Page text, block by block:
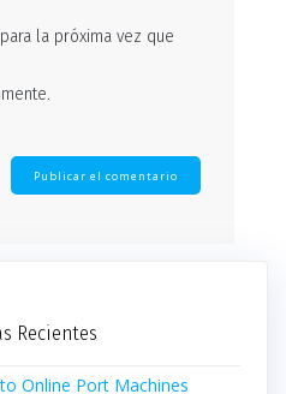
la próxima vez que
Recientes
Online Port Machines